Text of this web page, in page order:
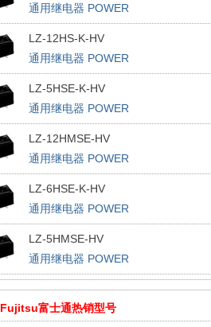
通用继电器 POWER
LZ-12HS-K-HV
通用继电器 POWER
LZ-5HSE-K-HV
通用继电器 POWER
LZ-12HMSE-HV
通用继电器 POWER
LZ-6HSE-K-HV
通用继电器 POWER
LZ-5HMSE-HV
通用继电器 POWER
Fujitsu富士通热销型号